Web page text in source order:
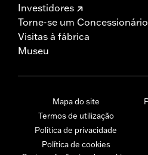
Investidores
Torne-se um Concessionário
Visitas à fábrica
Museu
Mapa do site
Termos de utilização
Política de privacidade
Política de cookies